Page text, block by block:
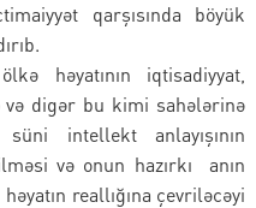
qarşısında böyük
həyatının iqtisadiyyat,
və digər bu kimi sahələrinə
intellekt anlayışının
və onun hazırkı anın
reallığına çevriləcəyi